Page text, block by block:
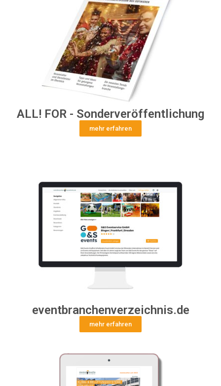
ALL! FOR - Sonderveröffentlichung
mehr erfahren
eventbranchenverzeichnis.de
mehr erfahren